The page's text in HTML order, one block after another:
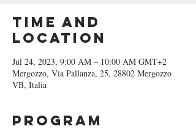
Time and
Location
Jul 24, 2023, 9:00 AM – 10:00 AM GMT+2
Mergozzo, Via Pallanza, 25, 28802 Mergozzo
VB, Italia
Program